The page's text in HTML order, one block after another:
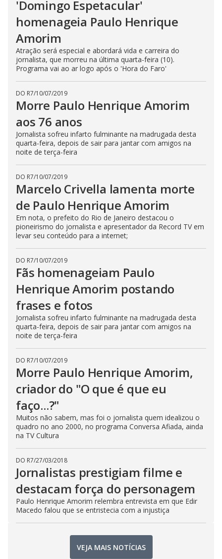
'Domingo Espetacular'
homenageia Paulo Henrique
Amorim
Atração será especial e abordará vida e carreira do
jornalista, que morreu na última quarta-feira (10).
Programa vai ao ar logo após o 'Hora do Faro'
DO R7/10/07/2019
Morre Paulo Henrique Amorim
aos 76 anos
Jornalista sofreu infarto fulminante na madrugada desta
quarta-feira, depois de sair para jantar com amigos na
noite de terça-feira
DO R7/10/07/2019
Marcelo Crivella lamenta morte
de Paulo Henrique Amorim
Em nota, o prefeito do Rio de Janeiro destacou o
pioneirismo do jornalista e apresentador da Record TV em
levar seu conteúdo para a internet;
DO R7/10/07/2019
Fãs homenageiam Paulo
Henrique Amorim postando
frases e fotos
Jornalista sofreu infarto fulminante na madrugada desta
quarta-feira, depois de sair para jantar com amigos na
noite de terça-feira
DO R7/10/07/2019
Morre Paulo Henrique Amorim,
criador do "O que é que eu
faço...?"
Muitos não sabem, mas foi o jornalista quem idealizou o
quadro no ano 2000, no programa Conversa Afiada, ainda
na TV Cultura
DO R7/27/03/2018
Jornalistas prestigiam filme e
destacam força do personagem
Paulo Henrique Amorim relembra entrevista em que Edir
Macedo falou que se entristecia com a injustiça
VEJA MAIS NOTÍCIAS